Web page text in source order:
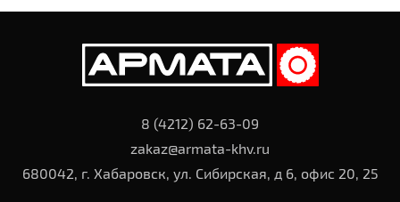
8 (4212) 62-63-09
zakaz@armata-khv.ru
680042, г. Хабаровск, ул. Сибирская, д 6, офис 20, 25